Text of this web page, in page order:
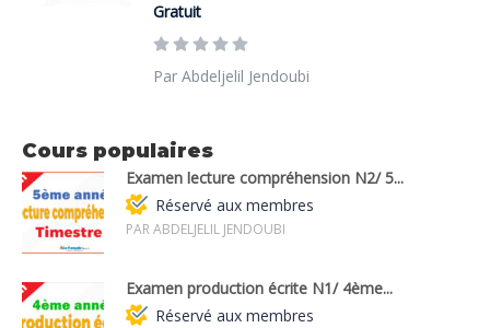
Gratuit
Par Abdeljelil Jendoubi
Cours populaires
Examen lecture compréhension N2/ 5...
Réservé aux membres
PAR ABDELJELIL JENDOUBI
Examen production écrite N1/ 4ème...
Réservé aux membres